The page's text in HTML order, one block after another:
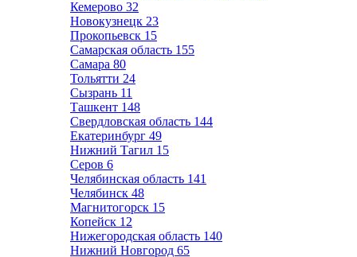
Кемерово 32
Новокузнецк 23
Прокопьевск 15
Самарская область 155
Самара 80
Тольятти 24
Сызрань 11
Ташкент 148
Свердловская область 144
Екатеринбург 49
Нижний Тагил 15
Серов 6
Челябинская область 141
Челябинск 48
Магнитогорск 15
Копейск 12
Нижегородская область 140
Нижний Новгород 65